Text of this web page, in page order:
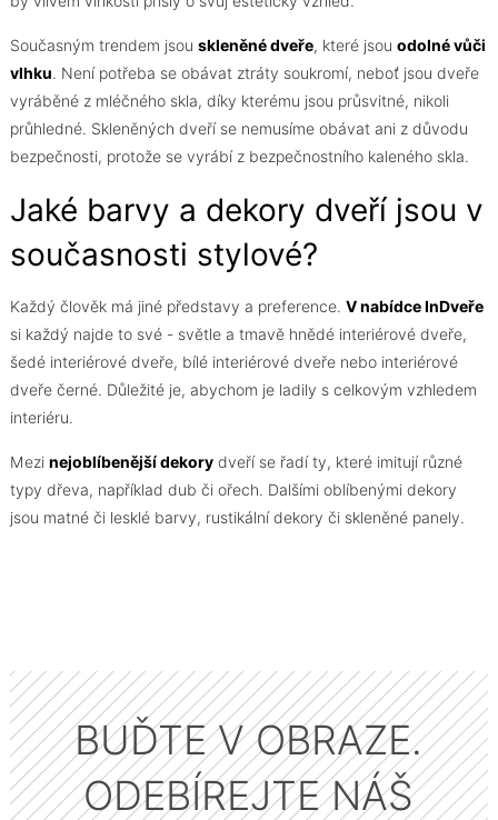
Současným trendem jsou skleněné dveře, které jsou odolné vůči
vlhku. Není potřeba se obávat ztráty soukromí, neboť jsou dveře
vyráběné z mléčného skla, díky kterému jsou průsvitné, nikoli
průhledné. Skleněných dveří se nemusíme obávat ani z důvodu
bezpečnosti, protože se vyrábí z bezpečnostního kaleného skla.
Jaké barvy a dekory dveří jsou v
současnosti stylové?
Každý člověk má jiné představy a preference. V nabídce InDveře
si každý najde to své - světle a tmavě hnědé interiérové dveře,
šedé interiérové dveře, bílé interiérové dveře nebo interiérové
dveře černé. Důležité je, abychom je ladily s celkovým vzhledem
interiéru.
Mezi nejoblíbenější dekorydveří se řadí ty, které imitují různé
typy dřeva, například dub či ořech. Dalšími oblíbenými dekory
jsou matné či lesklé barvy, rustikální dekory či skleněné panely.
BUĎTE V OBRAZE.
ODEBÍREJTE NÁŠ